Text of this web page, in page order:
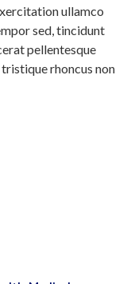
ullamco
sed, tincidunt
pellentesque
rhoncus non